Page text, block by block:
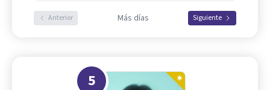
Anterior Más días Siguiente
5